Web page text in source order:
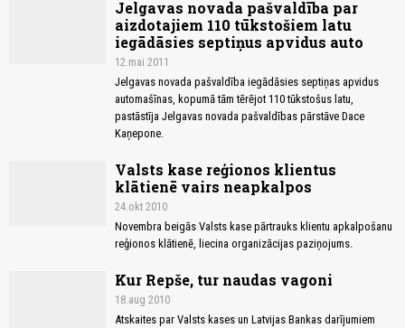
Jelgavas novada pašvaldība par
aizdotajiem 110 tūkstošiem latu
iegādāsies septiņus apvidus auto
12.mai 2011
Jelgavas novada pašvaldība iegādāsies septiņas apvidus
automašīnas, kopumā tām tērējot 110 tūkstošus latu,
pastāstīja Jelgavas novada pašvaldības pārstāve Dace
Kaņepone.
Valsts kase reģionos klientus
klātienē vairs neapkalpos
24.okt 2010
Novembra beigās Valsts kase pārtrauks klientu apkalpošanu
reģionos klātienē, liecina organizācijas paziņojums.
Kur Repše, tur naudas vagoni
18.aug 2010
Atskaites par Valsts kases un Latvijas Bankas darījumiem